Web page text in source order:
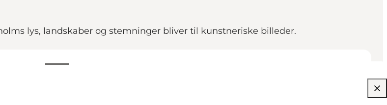
lys, landskaber og stemninger bliver til kunstneriske billeder.